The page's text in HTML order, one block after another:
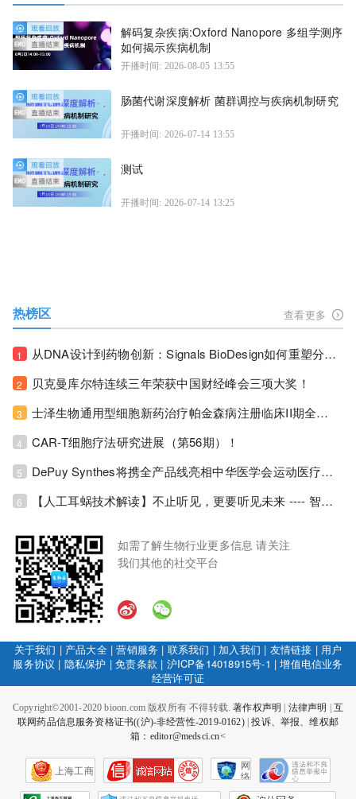
解码复杂疾病:Oxford Nanopore 多组学测序
如何揭示疾病机制
开播时间: 2026-08-05 13:55
肠菌代谢深度解析 菌群调控与疾病机制研究
开播时间: 2026-07-14 13:55
测试
开播时间: 2026-07-14 13:25
热榜区 查看更多
1 从DNA设计到药物创新：Signals BioDesign如何重塑分子生物学研发生态！
2 贝克曼库尔特连续三年荣获中国财经峰会三项大奖！
3 士泽生物通用型细胞新药治疗帕金森病注册临床II期全部入组完成！
4 CAR-T细胞疗法研究进展（第56期）！
5 DePuy Synthes将携全产品线亮相中华医学会运动医疗分会大会，加码布局中国运动医学创新赛道！
6 【人工耳蜗技术解读】不止听见，更要听见未来 ---- 智能耳蜗，开启人工耳蜗技术新纪元！
如需了解生物行业更多信息 请关注
我们其他的社交平台
关于我们 | 产品大全|营销服务 | 联系我们 | 加入我们 | 友情链接 | 用户
服务协议 | 隐私保护 |免责条款 | 沪ICP备14018915号-1 |增值电信业务
经营许可证
Copyright©2001-2020 bioon.com 版权所有 不得转载.著作权声明 法律声明
互
联网药品信息服务资格证书((沪)-非经营性-2019-0162)|投诉、举报、维权邮
箱：editor@medsci.cn<
上海工商
网
络